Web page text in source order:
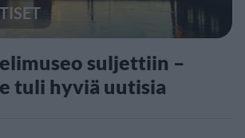
suljettiin –
tuli hyviä uutisia